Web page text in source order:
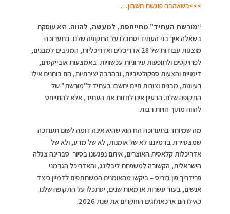
>>>כשאהבה פוגשת חשבון…
“מורשת העתיד” מתייחסת, למעשה, להווה. היא עוסקת
בשאלה איך בני העתיד יסתכלו על התקופה שלנו. בתערוכה
מוצגות עבודות של 28 אדריכלים ואדריכליות, המגיבים למבנים,
לפרויקטים ולתופעות עירוניות עכשוויות. באמצעות אובייקטים,
דימויים והצעות ספקולטיביות, ובהרבה יצירתיות, הם בוחנים אילו
רעיונות, מבנים וצורות חיים יחשבו בעתיד ל”מורשת” של
התקופה שלנו. הרעיון אינו לחזות את העתיד, אלא להתייחס
להווה מתוך זוויות רבות.
מה שמיוחד בתערוכה הזו הוא שהיא אינה דומה לשום תערוכה
שמצטיירת בדמיוננו לא של אומנות, לא של מדע, ולא של
אדריכלות קלאסית.האוצרים, איתם נפגשנו בסיור סברינה צגלה
הישראלית, הקשורה למשפחת ליבלינג, והאדריכל הגרמני
פרידריך פון בוריס – ביקשו מהאומנים המשתתפים לדמיין כיצד
אנשים, בעוד עשרות או מאות שנים, יסתכלו על התקופה שלנו.
כאילו הם ארכאולוגים החוקרים את שנת 2026.